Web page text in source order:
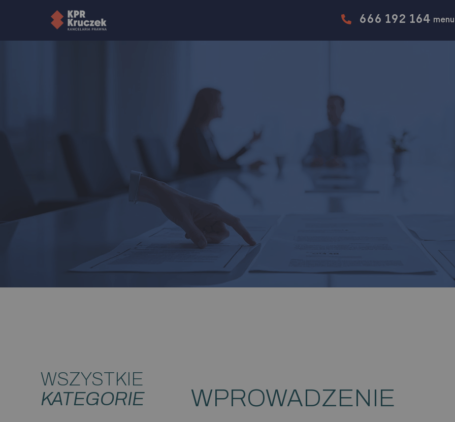
666 192 164 menu
WSZYSTKIE
KATEGORIE
WPROWADZENIE